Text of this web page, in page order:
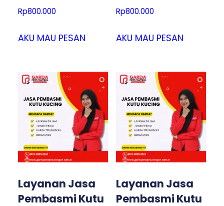
Rp800.000
AKU MAU PESAN
Rp800.000
AKU MAU PESAN
Layanan Jasa
Pembasmi Kutu
Layanan Jasa
Pembasmi Kutu